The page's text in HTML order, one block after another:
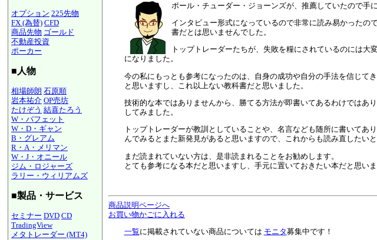
オプション 225先物
FX (為替) CFD
商品先物 ゴールド
不動産投資
ポーカー
■人物
相場師朗 石原順
岩本祐介 OP売坊
たけぞう 結喜たろう
W・バフェット
W・D・ギャン
B・グレアム
R・A・メリマン
W・J・オニール
ジム・ロジャーズ
ラリー・ウィリアムズ
■製品・サービス
セミナー DVD CD
TradingView
メタトレーダー (MT4)
ポール・チューダー・ジョーンズが、推薦していたので手
インタビュー形式になっているので非常に読み易かったの
書だとは思いませんでした。
トップトレーダーたちが、失敗を糧にされているのには
になりました。
今の私にもっとも参考になったのは、自身の成功や自分の手法を信じて
と思いますし、これ以上ない教科書だと思いました。
技術的な本ではありませんから、勝てる方法が即書いてあるわけではあ
してみました。
トップトレーダーが教訓としていることや、名言なども随所に書いて
んでみるとまた新発見があると思いますので、これからも読み直したいと
まだ読まれていない方は、是非読まれることをお勧めします。
とても参考になる本だと思いますし、手元に置いておきたい本だと思いま
商品説明ページへ
お買い物かごに入れる
一覧に掲載されていない商品については モニタ募集中です！